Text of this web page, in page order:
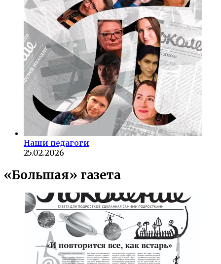
Наши педагоги
25.02.2026
«Большая» газета